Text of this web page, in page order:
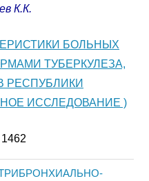
К.К.
БОЛЬНЫХ
ТУБЕРКУЛЕЗА,
РЕСПУБЛИКИ
ИССЛЕДОВАНИЕ )
1462